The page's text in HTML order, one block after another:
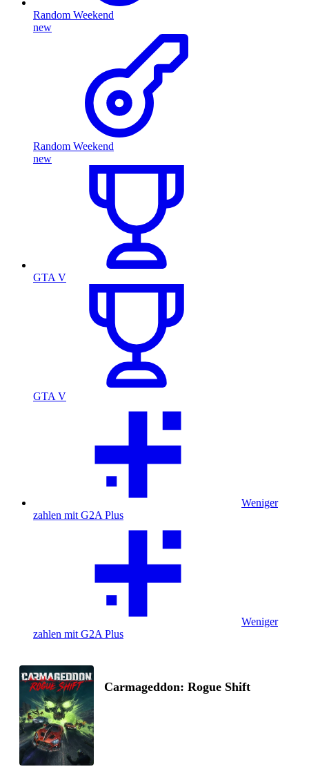
Random Weekend
new
Random Weekend
new
GTA V
GTA V
Weniger
zahlen mit G2A Plus
Weniger
zahlen mit G2A Plus
Carmageddon: Rogue Shift